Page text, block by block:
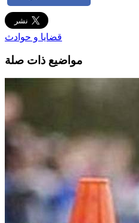
قضايا و حوادث
مواضيع ذات صلة